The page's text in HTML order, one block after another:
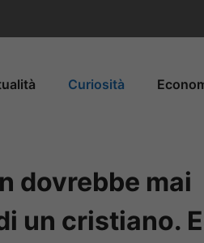
Curiosità
dovrebbe mai
un cristiano.